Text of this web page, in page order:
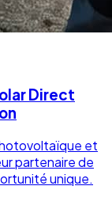
Direct
et
partenaire de
unique.